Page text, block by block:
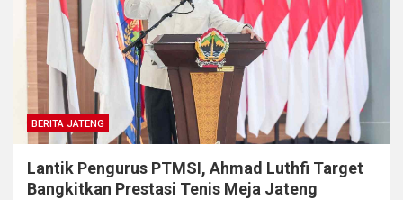
BERITA JATENG
Lantik Pengurus PTMSI, Ahmad Luthfi Target
Bangkitkan Prestasi Tenis Meja Jateng